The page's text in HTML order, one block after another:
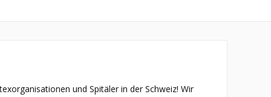
und Spitäler in der Schweiz! Wir